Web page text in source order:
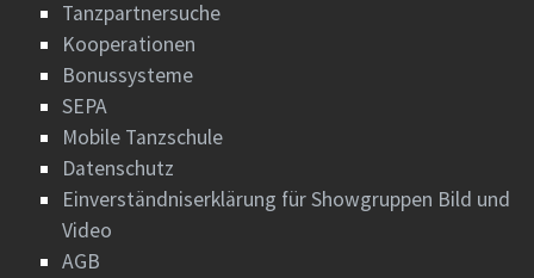
Tanzpartnersuche
Kooperationen
Bonussysteme
SEPA
Mobile Tanzschule
Datenschutz
Einverständniserklärung für Showgruppen Bild und
Video
AGB